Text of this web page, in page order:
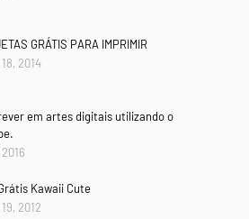
GRÁTIS PARA IMPRIMIR
2014
em artes digitais utilizando o
Kawaii Cute
2012